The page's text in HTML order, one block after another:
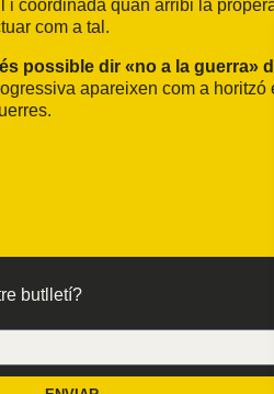
coordinada quan arribi la
com a tal.
possible dir «no a la guerra»
apareixen com a horitzó
butlletí?